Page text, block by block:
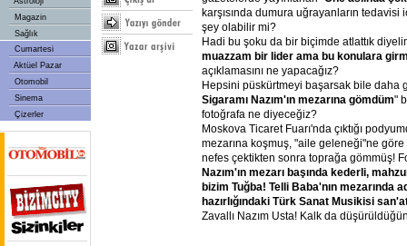
Magazin
Sağlık
Cumartesi
Aktüel Pazar
Otomobil
Sinema
Çizerler
karşısında dumura uğrayanların
şey olabilir mi?
Hadi bu şoku da bir biçimde atlattık
muazzam bir lider ama bu konulara
açıklamasını ne yapacağız?
Hepsini püskürtmeyi başarsak bile daha
Sigaramı Nazım'ın mezarına gömdüm"
fotoğrafa ne diyeceğiz?
Moskova Ticaret Fuarı'nda çıktığı
mezarına koşmuş, "aile geleneği"ne göre
nefes çektikten sonra toprağa gömmüş!
Nazım'ın mezarı başında kederli,
bizim Tuğba! Telli Baba'nın mezarında
hazırlığındaki Türk Sanat Musikisi
Zavallı Nazım Usta! Kalk da